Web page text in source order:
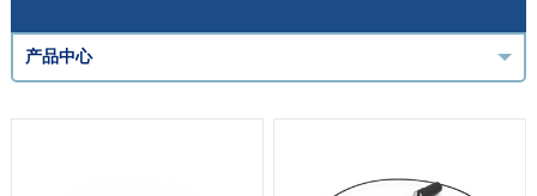
产品中心